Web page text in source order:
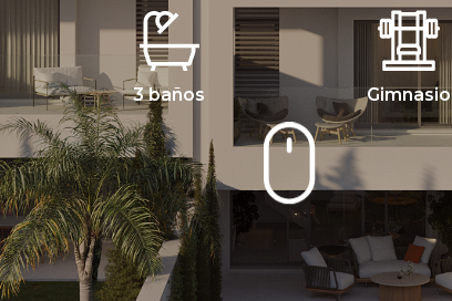
3 baños Gimnasio